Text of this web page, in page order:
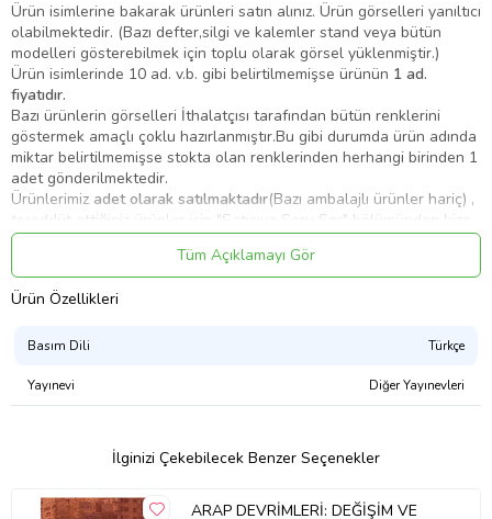
Ürün isimlerine bakarak ürünleri satın alınız. Ürün görselleri yanıltıcı
olabilmektedir. (Bazı defter,silgi ve kalemler stand veya bütün
modelleri gösterebilmek için toplu olarak görsel yüklenmiştir.)
Ürün isimlerinde 10 ad. v.b. gibi belirtilmemişse ürünün 1 ad.
fiyatıdır.
Bazı ürünlerin görselleri İthalatçısı tarafından bütün renklerini
göstermek amaçlı çoklu hazırlanmıştır.Bu gibi durumda ürün adında
miktar belirtilmemişse stokta olan renklerinden herhangi birinden 1
adet gönderilmektedir.
Ürünlerimiz adet olarak satılmaktadır(Bazı ambalajlı ürünler hariç) ,
tereddüt ettiğiniz ürünler için "Satıcıya Soru Sor" bölümünden bize
yazabilirsiniz.
Bazı ürünler asortidir ve stokta olan renkleri/modelleri
gönderilmektedir.
Kitaplarda güncel kapak ve güncel içerik takip edilmektedir, ürün
değişmediği için içeriği günceldir.Müfredat değiştiğinde
DOĞU AKDENİZ VE TÜRKİYE' NİN HAKLARI
Sayfa Sayısı 488
Tüm Açıklamayı Gör
Ürün Özellikleri
Basım Dili Türkçe
Yayınevi Diğer Yayınevleri
İlginizi Çekebilecek Benzer Seçenekler
ARAP DEVRİMLERİ: DEĞİŞİM VE